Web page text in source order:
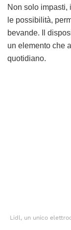
Non solo impasti,
le possibilità,
bevande. Il
un elemento che
quotidiano.
Lidl, un unico